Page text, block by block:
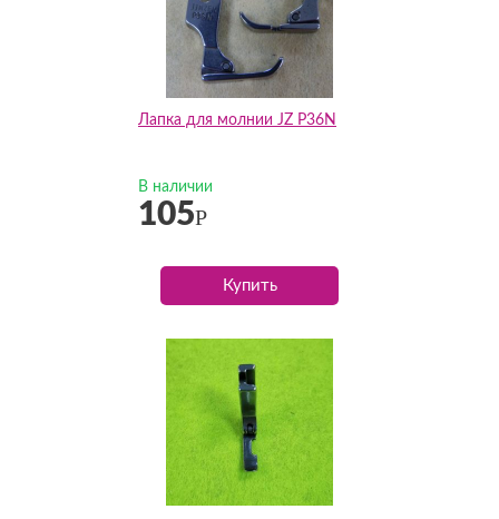
Лапка для молнии JZ P36N
В наличии
105Р
Купить